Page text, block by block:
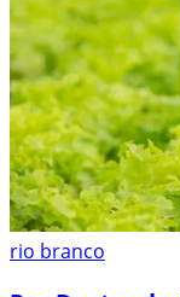
rio branco